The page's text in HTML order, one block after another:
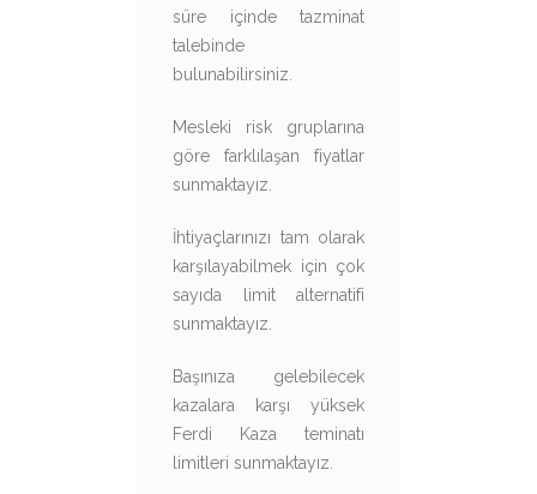
süre içinde tazminat
talebinde
bulunabilirsiniz.
Mesleki risk gruplarına
göre farklılaşan fiyatlar
sunmaktayız.
İhtiyaçlarınızı tam olarak
karşılayabilmek için çok
sayıda limit alternatifi
sunmaktayız.
Başınıza gelebilecek
kazalara karşı yüksek
Ferdi Kaza teminatı
limitleri sunmaktayız.